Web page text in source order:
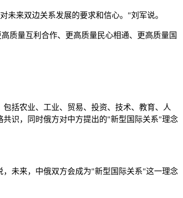
未来双边关系发展的要求和信心。"刘军说。
质量互利合作、更高质量民心相通、更高质量国
括农业、工业、贸易、投资、技术、教育、人
识，同时俄方对中方提出的"新型国际关系"理念
未来，中俄双方会成为"新型国际关系"这一理念